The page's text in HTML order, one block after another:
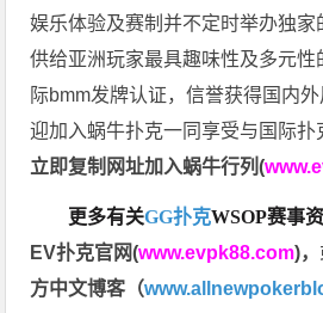
娱乐体验及赛制并不定时举办独家
供给亚洲玩家最具趣味性及多元性
际bmm发牌认证，信誉获得国内
迎加入蜗牛扑克一同享受与国际扑
立即复制网址加入蜗牛行列(
更多有关GG扑克WSOP赛事
EV扑克官网(www.evpk88.com)，
方中文博客（